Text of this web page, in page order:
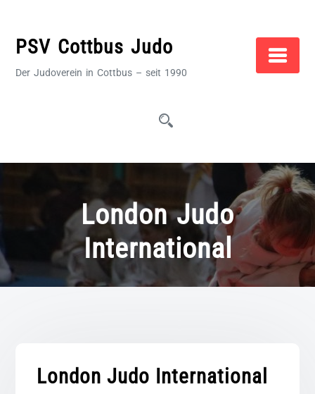
springenPSV Cottbus Judo
Der Judoverein in Cottbus – seit 1990
London Judo
International
London Judo International